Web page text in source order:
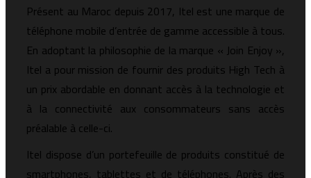
Présent au Maroc depuis 2017, Itel est une marque de
téléphone mobile d’entrée de gamme accessible à tous.
En adoptant la philosophie de la marque « Join Enjoy »,
Itel a pour mission de fournir des produits High Tech à
un prix abordable en donnant accès à la technologie et
à la connectivité aux consommateurs sans accès
préalable à celle-ci.
Itel dispose d’un portefeuille de produits constitué de
smartphones, tablettes et de téléphones. Après des